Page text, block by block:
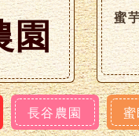
園
蜜
長谷農園 蜜